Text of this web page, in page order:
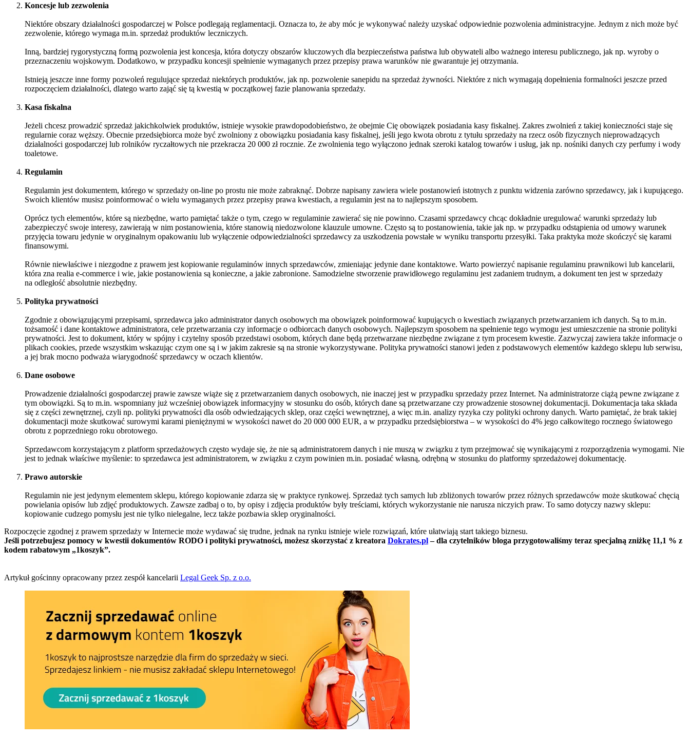
Koncesje lub zezwolenia
Niektóre obszary działalności gospodarczej w Polsce podlegają reglamentacji. Oznacza to, że aby móc je wykonywać należy uzyskać odpowiednie pozwolenia administracyjne. Jednym z nich może być
zezwolenie, którego wymaga m.in. sprzedaż produktów leczniczych.
Inną, bardziej rygorystyczną formą pozwolenia jest koncesja, która dotyczy obszarów kluczowych dla bezpieczeństwa państwa lub obywateli albo ważnego interesu publicznego, jak np. wyroby o
przeznaczeniu wojskowym. Dodatkowo, w przypadku koncesji spełnienie wymaganych przez przepisy prawa warunków nie gwarantuje jej otrzymania.
Istnieją jeszcze inne formy pozwoleń regulujące sprzedaż niektórych produktów, jak np. pozwolenie sanepidu na sprzedaż żywności. Niektóre z nich wymagają dopełnienia formalności jeszcze przed
rozpoczęciem działalności, dlatego warto zająć się tą kwestią w początkowej fazie planowania sprzedaży.
Kasa fiskalna
Jeżeli chcesz prowadzić sprzedaż jakichkolwiek produktów, istnieje wysokie prawdopodobieństwo, że obejmie Cię obowiązek posiadania kasy fiskalnej. Zakres zwolnień z takiej konieczności staje się
regularnie coraz węższy. Obecnie przedsiębiorca może być zwolniony z obowiązku posiadania kasy fiskalnej, jeśli jego kwota obrotu z tytułu sprzedaży na rzecz osób fizycznych nieprowadzących
działalności gospodarczej lub rolników ryczałtowych nie przekracza 20 000 zł rocznie. Ze zwolnienia tego wyłączono jednak szeroki katalog towarów i usług, jak np. nośniki danych czy perfumy i wody
toaletowe.
Regulamin
Regulamin jest dokumentem, którego w sprzedaży on-line po prostu nie może zabraknąć. Dobrze napisany zawiera wiele postanowień istotnych z punktu widzenia zarówno sprzedawcy, jak i kupującego.
Swoich klientów musisz poinformować o wielu wymaganych przez przepisy prawa kwestiach, a regulamin jest na to najlepszym sposobem.
Oprócz tych elementów, które są niezbędne, warto pamiętać także o tym, czego w regulaminie zawierać się nie powinno. Czasami sprzedawcy chcąc dokładnie uregulować warunki sprzedaży lub
zabezpieczyć swoje interesy, zawierają w nim postanowienia, które stanowią niedozwolone klauzule umowne. Często są to postanowienia, takie jak np. w przypadku odstąpienia od umowy warunek
przyjęcia towaru jedynie w oryginalnym opakowaniu lub wyłączenie odpowiedzialności sprzedawcy za uszkodzenia powstałe w wyniku transportu przesyłki. Taka praktyka może skończyć się karami
finansowymi.
Równie niewłaściwe i niezgodne z prawem jest kopiowanie regulaminów innych sprzedawców, zmieniając jedynie dane kontaktowe. Warto powierzyć napisanie regulaminu prawnikowi lub kancelarii,
która zna realia e-commerce i wie, jakie postanowienia są konieczne, a jakie zabronione. Samodzielne stworzenie prawidłowego regulaminu jest zadaniem trudnym, a dokument ten jest w sprzedaży
na odległość absolutnie niezbędny.
Polityka prywatności
Zgodnie z obowiązującymi przepisami, sprzedawca jako administrator danych osobowych ma obowiązek poinformować kupujących o kwestiach związanych przetwarzaniem ich danych. Są to m.in.
tożsamość i dane kontaktowe administratora, cele przetwarzania czy informacje o odbiorcach danych osobowych. Najlepszym sposobem na spełnienie tego wymogu jest umieszczenie na stronie polityki
prywatności. Jest to dokument, który w spójny i czytelny sposób przedstawi osobom, których dane będą przetwarzane niezbędne związane z tym procesem kwestie. Zazwyczaj zawiera także informacje o
plikach cookies, przede wszystkim wskazując czym one są i w jakim zakresie są na stronie wykorzystywane. Polityka prywatności stanowi jeden z podstawowych elementów każdego sklepu lub serwisu,
a jej brak mocno podważa wiarygodność sprzedawcy w oczach klientów.
Dane osobowe
Prowadzenie działalności gospodarczej prawie zawsze wiąże się z przetwarzaniem danych osobowych, nie inaczej jest w przypadku sprzedaży przez Internet. Na administratorze ciążą pewne związane z
tym obowiązki. Są to m.in. wspomniany już wcześniej obowiązek informacyjny w stosunku do osób, których dane są przetwarzane czy prowadzenie stosownej dokumentacji. Dokumentacja taka składa
się z części zewnętrznej, czyli np. polityki prywatności dla osób odwiedzających sklep, oraz części wewnętrznej, a więc m.in. analizy ryzyka czy polityki ochrony danych. Warto pamiętać, że brak takiej
dokumentacji może skutkować surowymi karami pieniężnymi w wysokości nawet do 20 000 000 EUR, a w przypadku przedsiębiorstwa – w wysokości do 4% jego całkowitego rocznego światowego
obrotu z poprzedniego roku obrotowego.
Sprzedawcom korzystającym z platform sprzedażowych często wydaje się, że nie są administratorem danych i nie muszą w związku z tym przejmować się wynikającymi z rozporządzenia wymogami. Nie
jest to jednak właściwe myślenie: to sprzedawca jest administratorem, w związku z czym powinien m.in. posiadać własną, odrębną w stosunku do platformy sprzedażowej dokumentację.
Prawo autorskie
Regulamin nie jest jedynym elementem sklepu, którego kopiowanie zdarza się w praktyce rynkowej. Sprzedaż tych samych lub zbliżonych towarów przez różnych sprzedawców może skutkować chęcią
powielania opisów lub zdjęć produktowych. Zawsze zadbaj o to, by opisy i zdjęcia produktów były treściami, których wykorzystanie nie narusza niczyich praw. To samo dotyczy nazwy sklepu:
kopiowanie cudzego pomysłu jest nie tylko nielegalne, lecz także pozbawia sklep oryginalności.
Rozpoczęcie zgodnej z prawem sprzedaży w Internecie może wydawać się trudne, jednak na rynku istnieje wiele rozwiązań, które ułatwiają start takiego biznesu.
Jeśli potrzebujesz pomocy w kwestii dokumentów RODO i polityki prywatności, możesz skorzystać z kreatora Dokrates.pl– dla czytelników bloga przygotowaliśmy teraz specjalną zniżkę 11,1 % z
kodem rabatowym „1koszyk”.
Artykuł gościnny opracowany przez zespół kancelarii Legal Geek Sp. z o.o.